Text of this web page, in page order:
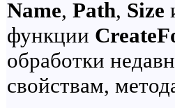
Name, Path, Size
функции
обработки
свойствам,